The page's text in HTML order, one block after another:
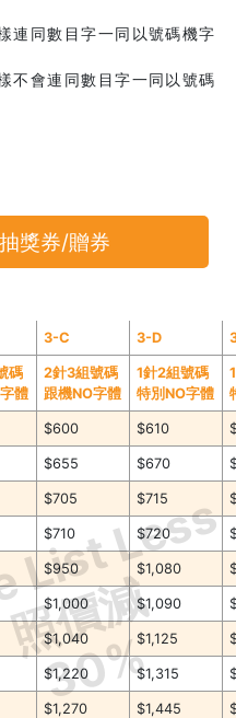
Less
照價減
30%
同數目字一同以號碼機字
會連同數目字一同以號碼
獎券/贈券
3-C 3-D
碼
體
2針3組號碼
跟機NO字體
1針2組號碼
特別NO字體
$600 $610
$655 $670
$705 $715
$710 $720
$950 $1,080
$1,000 $1,090
$1,040 $1,125
$1,220 $1,315
$1,270 $1,445